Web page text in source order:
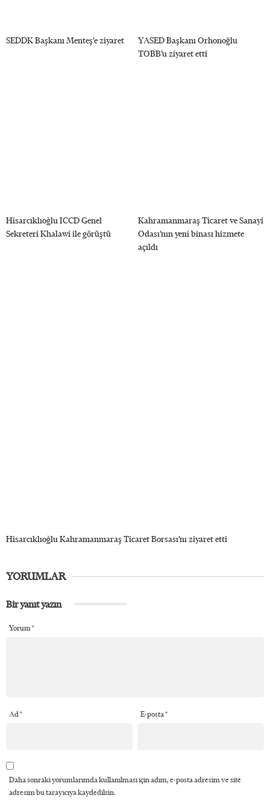
SEDDK Başkanı Menteş’e ziyaret
YASED Başkanı Orhonoğlu
TOBB’u ziyaret etti
Hisarcıklıoğlu ICCD Genel
Sekreteri Khalawi ile görüştü
Kahramanmaraş Ticaret ve Sanayi
Odası’nın yeni binası hizmete
açıldı
Hisarcıklıoğlu Kahramanmaraş Ticaret Borsası’nı ziyaret etti
YORUMLAR
Bir yanıt yazın
Yorum*
Ad * E-posta*
Daha sonraki yorumlarımda kullanılması için adım, e-posta adresim ve site
adresim bu tarayıcıya kaydedilsin.